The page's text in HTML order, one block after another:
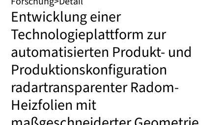
Entwicklung einer
Technologieplattform zur
automatisierten Produkt- und
Produktionskonfiguration
radartransparenter Radom-
Heizfolien mit